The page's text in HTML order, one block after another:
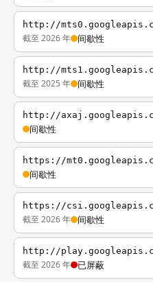
http://
截至 2026 年 间歇性
http://
截至 2025 年 间歇性
http://
间歇性
https://
间歇性
https://
截至 2026 年 间歇性
http://
截至 2026 年 已屏蔽